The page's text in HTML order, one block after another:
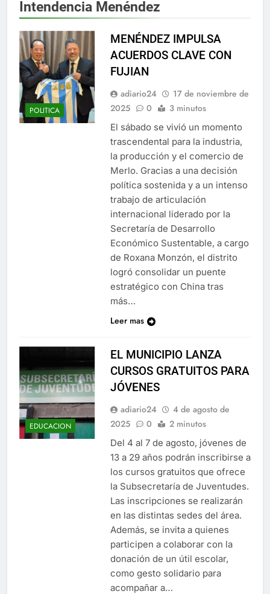
Intendencia Menéndez
POLITICA
MENÉNDEZ IMPULSA
ACUERDOS CLAVE CON
FUJIAN
adiario24
17 de noviembre de
2025
0 3 minutos
El sábado se vivió un momento
trascendental para la industria,
la producción y el comercio de
Merlo. Gracias a una decisión
política sostenida y a un intenso
trabajo de articulación
internacional liderado por la
Secretaría de Desarrollo
Económico Sustentable, a cargo
de Roxana Monzón, el distrito
logró consolidar un puente
estratégico con China tras
más…
Leer mas
EDUCACION
EL MUNICIPIO LANZA
CURSOS GRATUITOS PARA
JÓVENES
adiario24
4 de agosto de
2025
0 2 minutos
Del 4 al 7 de agosto, jóvenes de
13 a 29 años podrán inscribirse a
los cursos gratuitos que ofrece
la Subsecretaría de Juventudes.
Las inscripciones se realizarán
en las distintas sedes del área.
Además, se invita a quienes
participen a colaborar con la
donación de un útil escolar,
como gesto solidario para
acompañar a…